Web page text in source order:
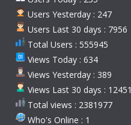
Users Yesterday : 247
Users Last 30 days : 7956
Total Users : 555945
Views Today : 634
Views Yesterday : 389
Views Last 30 days : 12451
Total views : 2381977
Who's Online : 1